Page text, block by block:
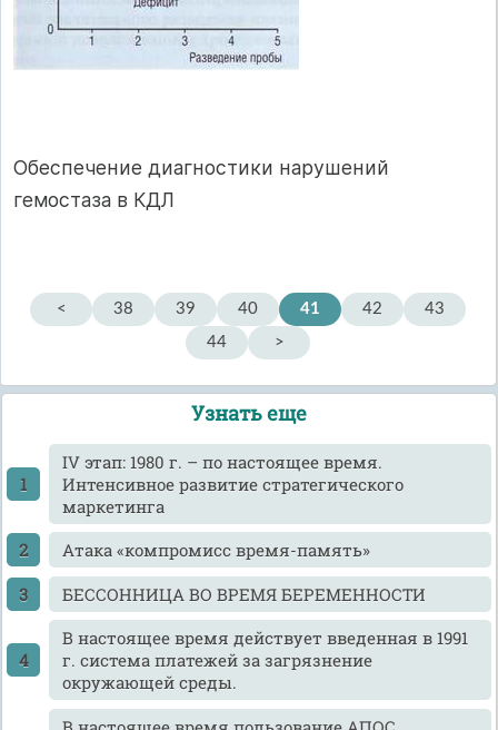
Обеспечение диагностики нарушений
гемостаза в КДЛ
< 38 39 40 41 42
43
44
>
Узнать еще
IV этап: 1980 г. – по настоящее время.
Интенсивное развитие стратегического
маркетинга
Атака «компромисс время-память»
БЕССОННИЦА ВО ВРЕМЯ БЕРЕМЕННОСТИ
В настоящее время действует введенная в 1991
г. система платежей за загрязнение
окружающей среды.